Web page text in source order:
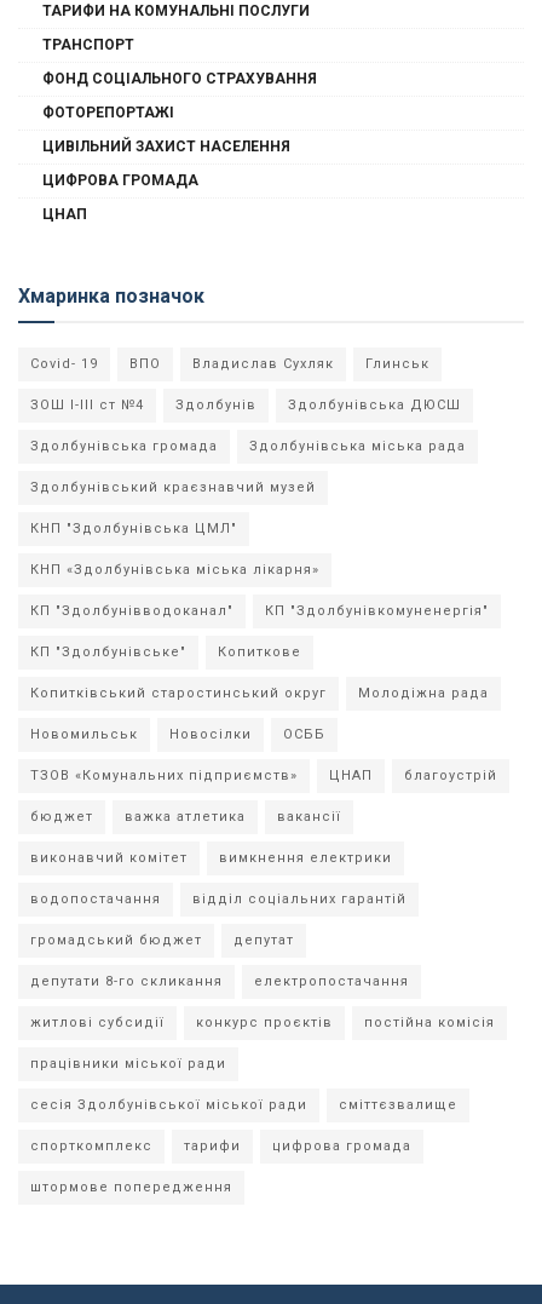
ТАРИФИ НА КОМУНАЛЬНІ ПОСЛУГИ
ТРАНСПОРТ
ФОНД СОЦІАЛЬНОГО СТРАХУВАННЯ
ФОТОРЕПОРТАЖІ
ЦИВІЛЬНИЙ ЗАХИСТ НАСЕЛЕННЯ
ЦИФРОВА ГРОМАДА
ЦНАП
Хмаринка позначок
Covid- 19 ВПО Владислав Сухляк Глинськ
ЗОШ І-ІІІ ст №4 Здолбунів Здолбунівська ДЮСШ
Здолбунівська громада Здолбунівська міська рада
Здолбунівський краєзнавчий музей
КНП "Здолбунівська ЦМЛ"
КНП «Здолбунівська міська лікарня»
КП "Здолбунівводоканал" КП "Здолбунівкомуненергія"
КП "Здолбунівське" Копиткове
Копитківський старостинський округ Молодіжна рада
Новомильськ Новосілки ОСББ
ТЗОВ «Комунальних підприємств» ЦНАП благоустрій
бюджет важка атлетика вакансії
виконавчий комітет вимкнення електрики
водопостачання відділ соціальних гарантій
громадський бюджет депутат
депутати 8-го скликання електропостачання
житлові субсидії конкурс проєктів постійна комісія
працівники міської ради
сесія Здолбунівської міської ради сміттєзвалище
спорткомплекс тарифи цифрова громада
штормове попередження